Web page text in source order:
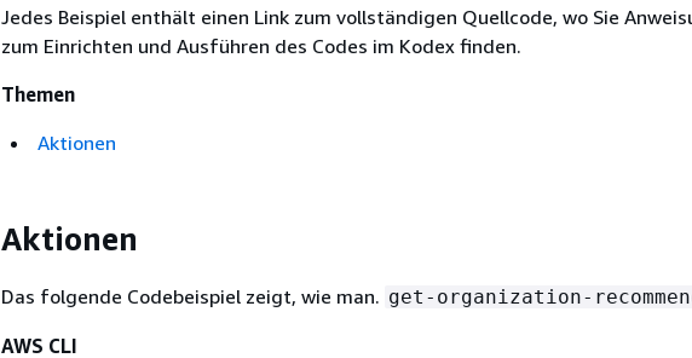
Jedes Beispiel enthält einen Link zum vollständigen Quellcode, wo Sie
zum Einrichten und Ausführen des Codes im Kodex finden.
Themen
Aktionen
Aktionen
Das folgende Codebeispiel zeigt, wie man. get-organization-
AWS CLI